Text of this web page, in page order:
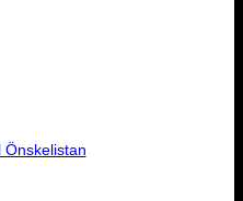
Önskelistan